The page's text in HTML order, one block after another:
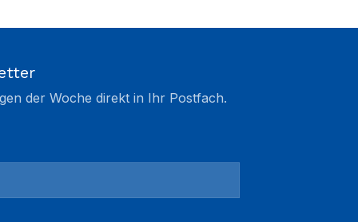
der Woche direkt in Ihr Postfach.